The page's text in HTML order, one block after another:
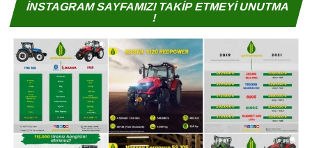
İNSTAGRAM SAYFAMIZI TAKİP ETMEYİ UNUTMA
!